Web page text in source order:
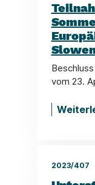
vom 23.
2023/407